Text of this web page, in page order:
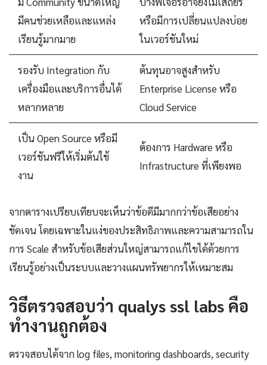
มีคนช่วยเหลือและแหล่ง
เรียนรู้มากมาย
หรือมีการเปลี่ยนแปลงบ่อย
ในเวอร์ชันใหม่
รองรับ Integration กับ
เครื่องมือและบริการอื่นได้
หลากหลาย
ต้นทุนอาจสูงสำหรับ
Enterprise License หรือ
Cloud Service
เป็น Open Source หรือมี
เวอร์ชันฟรีให้เริ่มต้นใช้
งาน
ต้องการ Hardware หรือ
Infrastructure ที่เพียงพอ
จากตารางเปรียบเทียบจะเห็นว่าข้อดีมีมากกว่าข้อเสียอย่าง
ชัดเจน โดยเฉพาะในแง่ของประสิทธิภาพและความสามารถใน
การ Scale สำหรับข้อเสียส่วนใหญ่สามารถแก้ไขได้ด้วยการ
เรียนรู้อย่างเป็นระบบและวางแผนทรัพยากรให้เหมาะสม
วิธีตรวจสอบว่า qualys ssl labs คือ
ทำงานถูกต้อง
ตรวจสอบได้จาก log files, monitoring dashboards, security